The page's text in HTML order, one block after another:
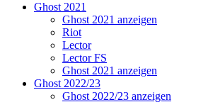
Ghost 2021
Ghost 2021 anzeigen
Riot
Lector
Lector FS
Ghost 2021 anzeigen
Ghost 2022/23
Ghost 2022/23 anzeigen